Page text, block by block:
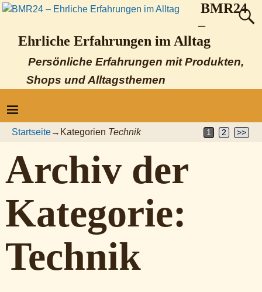
BMR24
–
Ehrliche Erfahrungen im Alltag
Persönliche Erfahrungen mit Produkten,
Shops und Alltagsthemen
Startseite→Kategorien Technik 1 2 >>
Archiv der
Kategorie:
Technik